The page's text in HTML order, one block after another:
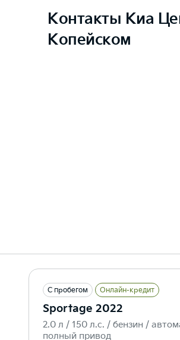
Контакты Киа
Копейском
С пробегом Онлайн-кредит
Sportage 2022
2.0 л / 150 л.c. / бензин /
полный привод